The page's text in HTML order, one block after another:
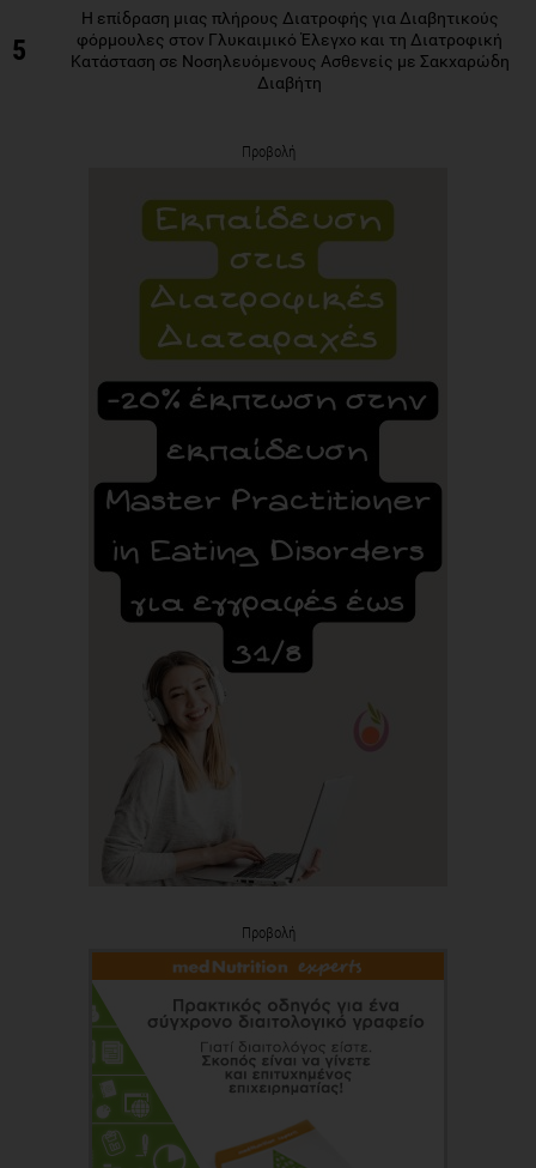
5
Η επίδραση μιας πλήρους Διατροφής για Διαβητικούς
φόρμουλες στον Γλυκαιμικό Έλεγχο και τη Διατροφική
Κατάσταση σε Νοσηλευόμενους Ασθενείς με Σακχαρώδη
Διαβήτη
Προβολή
Προβολή